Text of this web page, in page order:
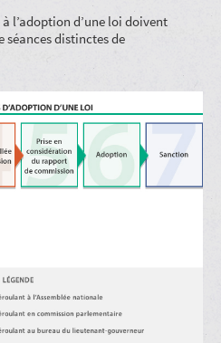
l’adoption d’une loi doivent
distinctes de